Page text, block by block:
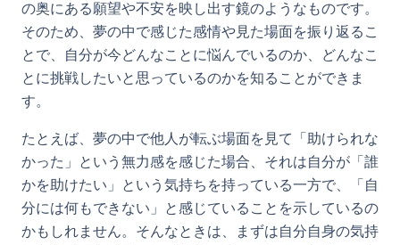
の奥にある願望や不安を映し出す鏡のようなものです。
そのため、夢の中で感じた感情や見た場面を振り返るこ
とで、自分が今どんなことに悩んでいるのか、どんなこ
とに挑戦したいと思っているのかを知ることができま
す。
たとえば、夢の中で他人が転ぶ場面を見て「助けられな
かった」という無力感を感じた場合、それは自分が「誰
かを助けたい」という気持ちを持っている一方で、「自
分には何もできない」と感じていることを示しているの
かもしれません。そんなときは、まずは自分自身の気持